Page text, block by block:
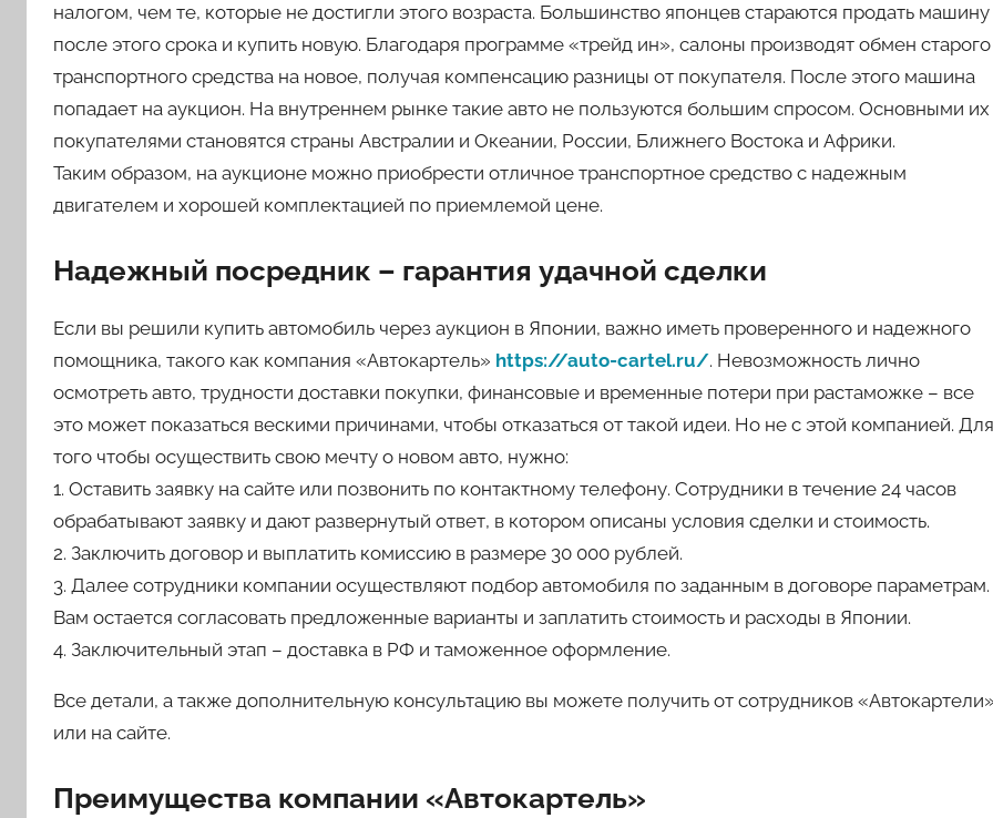
налогом, чем те, которые не достигли этого возраста. Большинство японцев стараются продать машину
после этого срока и купить новую. Благодаря программе «трейд ин», салоны производят обмен старого
транспортного средства на новое, получая компенсацию разницы от покупателя. После этого машина
попадает на аукцион. На внутреннем рынке такие авто не пользуются большим спросом. Основными их
покупателями становятся страны Австралии и Океании, России, Ближнего Востока и Африки.
Таким образом, на аукционе можно приобрести отличное транспортное средство с надежным
двигателем и хорошей комплектацией по приемлемой цене.
Надежный посредник – гарантия удачной сделки
Если вы решили купить автомобиль через аукцион в Японии, важно иметь проверенного и надежного
помощника, такого как компания «Автокартель» https://auto-cartel.ru/. Невозможность лично
осмотреть авто, трудности доставки покупки, финансовые и временные потери при растаможке – все
это может показаться вескими причинами, чтобы отказаться от такой идеи. Но не с этой компанией. Для
того чтобы осуществить свою мечту о новом авто, нужно:
1. Оставить заявку на сайте или позвонить по контактному телефону. Сотрудники в течение 24 часов
обрабатывают заявку и дают развернутый ответ, в котором описаны условия сделки и стоимость.
2. Заключить договор и выплатить комиссию в размере 30 000 рублей.
3. Далее сотрудники компании осуществляют подбор автомобиля по заданным в договоре параметрам.
Вам остается согласовать предложенные варианты и заплатить стоимость и расходы в Японии.
4. Заключительный этап – доставка в РФ и таможенное оформление.
Все детали, а также дополнительную консультацию вы можете получить от сотрудников
или на сайте.
Преимущества компании «Автокартель»